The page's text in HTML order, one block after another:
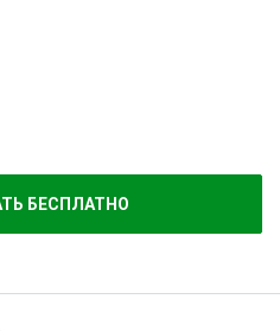
БЕСПЛАТНО